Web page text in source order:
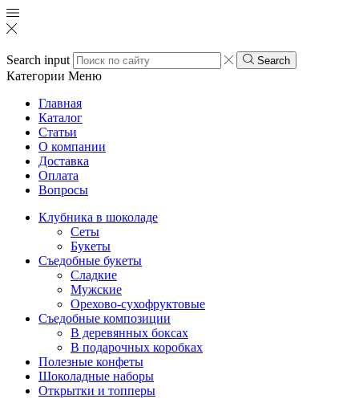
Search input Search
Категории Меню
Главная
Каталог
Статьи
О компании
Доставка
Оплата
Вопросы
Клубника в шоколаде
Сеты
Букеты
Съедобные букеты
Сладкие
Мужские
Орехово-сухофруктовые
Съедобные композиции
В деревянных боксах
В подарочных коробках
Полезные конфеты
Шоколадные наборы
Открытки и топперы